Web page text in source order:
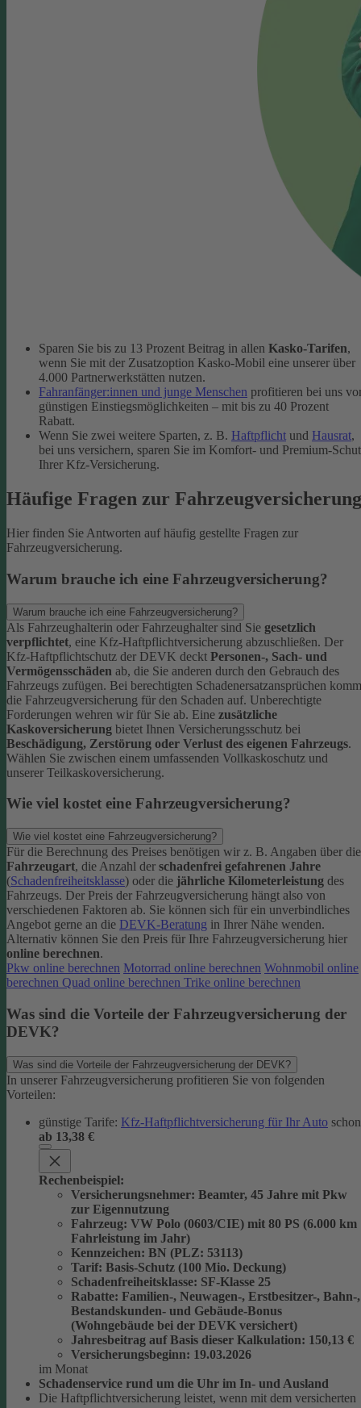
Sparen Sie bis zu 13 Prozent Beitrag in allen Kasko-Tarifen,
wenn Sie mit der Zusatzoption Kasko-Mobil eine unserer über
4.000 Partnerwerkstätten nutzen.
Fahranfänger:innen und junge Menschen profitieren bei uns
günstigen Einstiegsmöglichkeiten – mit bis zu 40 Prozent
Rabatt.
Wenn Sie zwei weitere Sparten, z. B. Haftpflicht und Hausrat,
bei uns versichern, sparen Sie im Komfort- und Premium-
Ihrer Kfz-Versicherung.
Häufige Fragen zur Fahrzeugversicherung
Hier finden Sie Antworten auf häufig gestellte Fragen zur
Fahrzeugversicherung.
Warum brauche ich eine Fahrzeugversicherung?
Warum brauche ich eine Fahrzeugversicherung?
Als Fahrzeughalterin oder Fahrzeughalter sind Sie gesetzlich
verpflichtet, eine Kfz-Haftpflichtversicherung abzuschließen. Der
Kfz-Haftpflichtschutz der DEVK deckt Personen-, Sach- und
Vermögensschäden ab, die Sie anderen durch den Gebrauch des
Fahrzeugs zufügen. Bei berechtigten Schadenersatzansprüchen
die Fahrzeugversicherung für den Schaden auf. Unberechtigte
Forderungen wehren wir für Sie ab. Eine zusätzliche
Kaskoversicherung bietet Ihnen Versicherungsschutz bei
Beschädigung, Zerstörung oder Verlust des eigenen Fahrzeugs.
Wählen Sie zwischen einem umfassenden Vollkaskoschutz und
unserer Teilkaskoversicherung.
Wie viel kostet eine Fahrzeugversicherung?
Wie viel kostet eine Fahrzeugversicherung?
Für die Berechnung des Preises benötigen wir z. B. Angaben über die
Fahrzeugart, die Anzahl der schadenfrei gefahrenen Jahre
(Schadenfreiheitsklasse) oder die jährliche Kilometerleistung des
Fahrzeugs. Der Preis der Fahrzeugversicherung hängt also von
verschiedenen Faktoren ab. Sie können sich für ein unverbindliches
Angebot gerne an die DEVK-Beratung in Ihrer Nähe wenden.
Alternativ können Sie den Preis für Ihre Fahrzeugversicherung hier
online berechnen.
Pkw online berechnen Motorrad online berechnen Wohnmobil online
berechnen Quad online berechnen Trike online berechnen
Was sind die Vorteile der Fahrzeugversicherung der
DEVK?
Was sind die Vorteile der Fahrzeugversicherung der DEVK?
In unserer Fahrzeugversicherung profitieren Sie von folgenden
Vorteilen:
günstige Tarife: Kfz-Haftpflichtversicherung für Ihr Auto schon
ab 13,38 €
Rechenbeispiel:
Versicherungsnehmer: Beamter, 45 Jahre mit Pkw
zur Eigennutzung
Fahrzeug: VW Polo (0603/CIE) mit 80 PS (6.000 km
Fahrleistung im Jahr)
Kennzeichen: BN (PLZ: 53113)
Tarif: Basis-Schutz (100 Mio. Deckung)
Schadenfreiheitsklasse: SF-Klasse 25
Rabatte: Familien-, Neuwagen-, Erstbesitzer-, Bahn-,
Bestandskunden- und Gebäude-Bonus
(Wohngebäude bei der DEVK versichert)
Jahresbeitrag auf Basis dieser Kalkulation: 150,13 €
Versicherungsbeginn: 19.03.2026
im Monat
Schadenservice rund um die Uhr im In- und Ausland
Die Haftpflichtversicherung leistet, wenn mit dem versicherten